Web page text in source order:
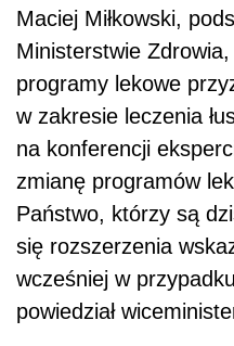
Maciej Miłkowski,
Ministerstwie
programy lekowe
w zakresie leczenia
na konferencji
zmianę programów
Państwo, którzy są
się rozszerzenia
wcześniej w
powiedział